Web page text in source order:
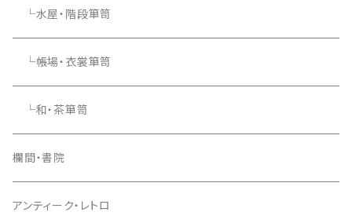
└水屋・階段箪笥
└帳場・衣裳箪笥
└和・茶箪笥
欄間・書院
アンティーク・レトロ